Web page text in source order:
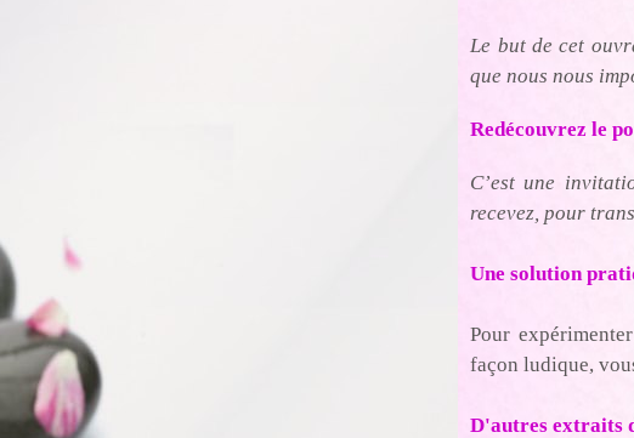
Le but de cet
que nous nous
Redécouvrez le
C’est une
recevez, pour
Une solution
Pour
façon ludique,
D'autres extraits